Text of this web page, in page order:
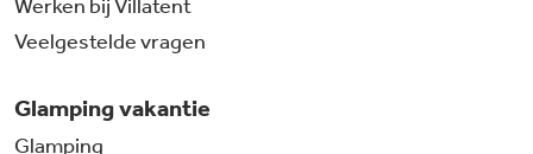
Werken bij Villatent
Veelgestelde vragen
Glamping vakantie
Glamping